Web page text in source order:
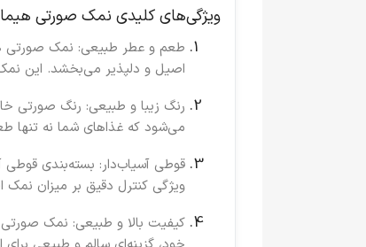
ویژگی‌های کلیدی نمک صورتی هیمالیا
طعم و عطر طبیعی: نمک صورتی
اصیل و دلپذیر می‌بخشد. این
رنگ زیبا و طبیعی: رنگ صورتی
می‌شود که غذاهای شما نه تنها
قوطی آسیاب‌دار: بسته‌بندی قوطی
ویژگی کنترل دقیق بر میزان
کیفیت بالا و طبیعی: نمک صورتی